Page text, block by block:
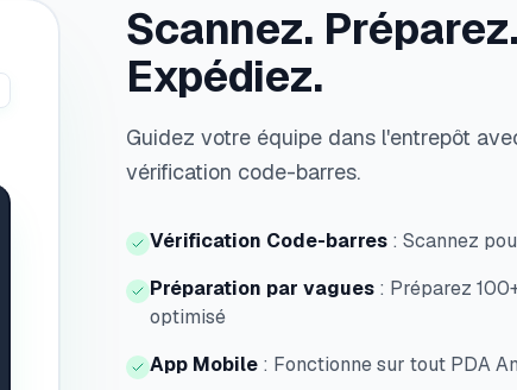
Scannez.
Expédiez.
Guidez votre équipe dans l'entrepôt
vérification code-barres.
Vérification Code-barres : Scannez
Préparation par vagues : Préparez
optimisé
App Mobile : Fonctionne sur tout PDA